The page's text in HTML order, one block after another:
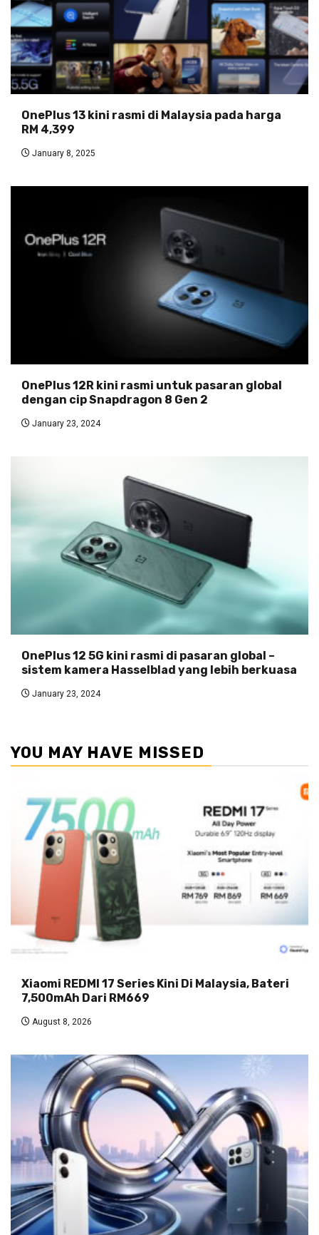
OnePlus 13 kini rasmi di Malaysia pada harga
RM 4,399
January 8, 2025
OnePlus 12R kini rasmi untuk pasaran global
dengan cip Snapdragon 8 Gen 2
January 23, 2024
OnePlus 12 5G kini rasmi di pasaran global –
sistem kamera Hasselblad yang lebih berkuasa
January 23, 2024
YOU MAY HAVE MISSED
Xiaomi REDMI 17 Series Kini Di Malaysia, Bateri
7,500mAh Dari RM669
August 8, 2026